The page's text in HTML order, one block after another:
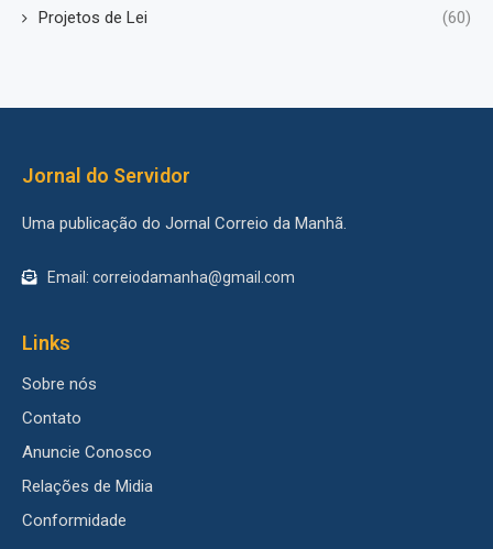
Projetos de Lei (60)
Jornal do Servidor
Uma publicação do Jornal Correio da Manhã.
Email: correiodamanha@gmail.com
Links
Sobre nós
Contato
Anuncie Conosco
Relações de Midia
Conformidade